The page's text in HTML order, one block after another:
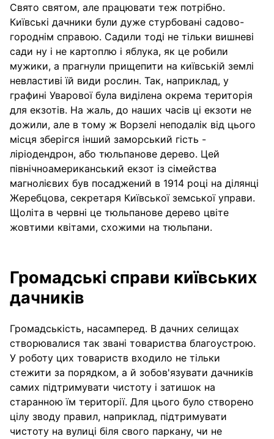
Свято святом, але працювати теж потрібно.
Київські дачники були дуже стурбовані садово-
городнім справою. Садили тоді не тільки вишневі
сади ну і не картоплю і яблука, як це робили
мужики, а прагнули прищепити на київській землі
невластиві їй види рослин. Так, наприклад, у
графині Уварової була виділена окрема територія
для екзотів. На жаль, до наших часів ці екзоти не
дожили, але в тому ж Ворзелі неподалік від цього
місця зберігся інший заморський гість -
ліріодендрон, або тюльпанове дерево. Цей
північноамериканський екзот із сімейства
магнолієвих був посаджений в 1914 році на ділянці
Жеребцова, секретаря Київської земської управи.
Щоліта в червні це тюльпанове дерево цвіте
жовтими квітами, схожими на тюльпани.
Громадські справи київських
дачників
Громадськість, насамперед. В дачних селищах
створювалися так звані товариства благоустрою.
У роботу цих товариств входило не тільки
стежити за порядком, а й зобов'язувати дачників
самих підтримувати чистоту і затишок на
старанною їм території. Для цього було створено
цілу зводу правил, наприклад, підтримувати
чистоту на вулиці біля свого паркану, чи не